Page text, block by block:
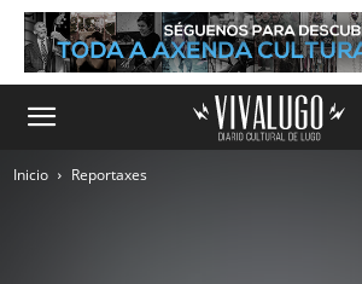
Inicio Reportaxes